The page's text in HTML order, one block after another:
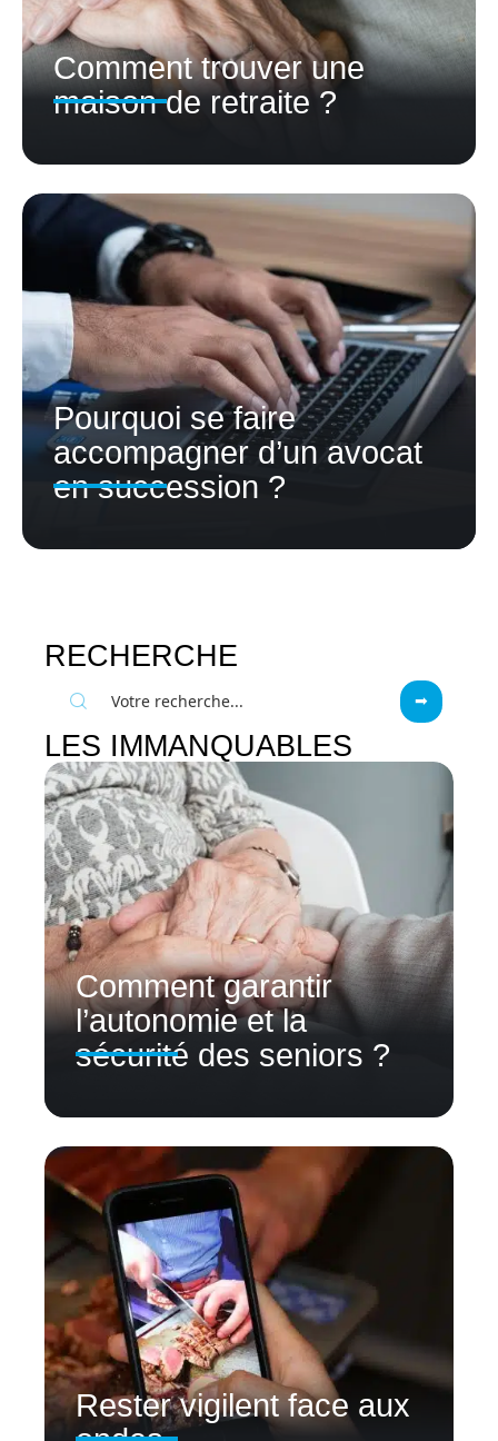
Comment trouver une
maison de retraite ?
Pourquoi se faire
accompagner d’un avocat
en succession ?
RECHERCHE
LES IMMANQUABLES
Comment garantir
l’autonomie et la
sécurité des seniors ?
Rester vigilent face aux